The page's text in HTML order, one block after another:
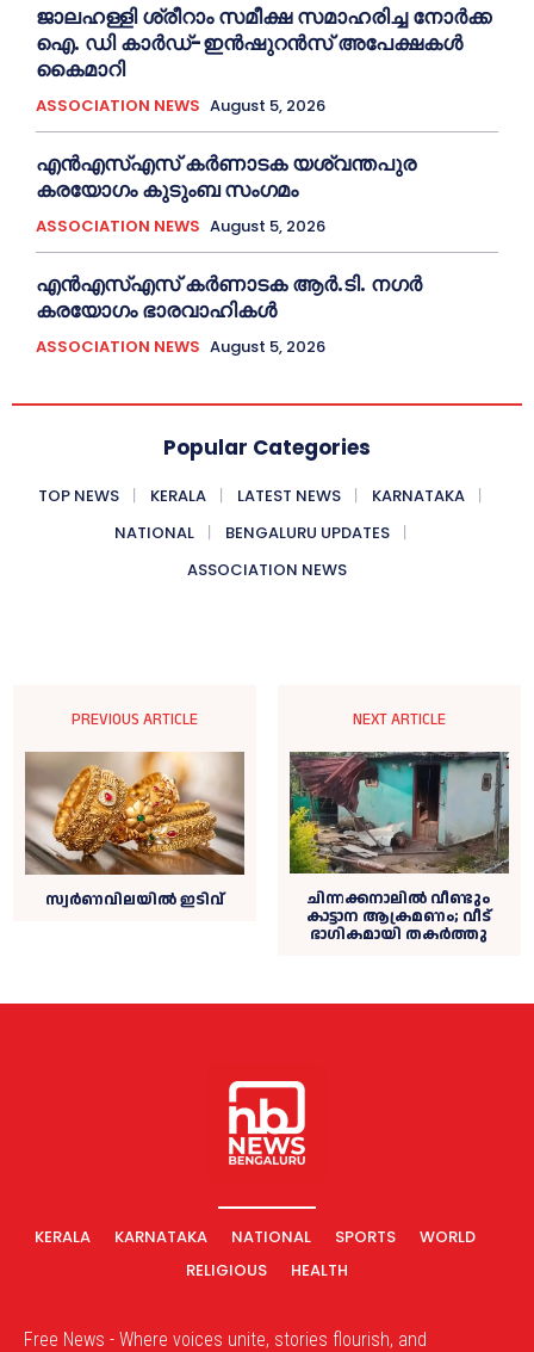
ജാലഹള്ളി ശ്രീറാം സമീക്ഷ സമാഹരിച്ച നോർക്ക
ഐ. ഡി കാർഡ്-ഇന്‍ഷുറന്‍സ് അപേക്ഷകൾ
കൈമാറി
ASSOCIATION NEWS August 5, 2026
എൻഎസ്എസ് കര്‍ണാടക യശ്വന്തപുര
കരയോഗം കുടുംബ സംഗമം
ASSOCIATION NEWS August 5, 2026
എൻഎസ്എസ് കര്‍ണാടക ആർ.ടി. നഗർ
കരയോഗം ഭാരവാഹികള്‍
ASSOCIATION NEWS August 5, 2026
Popular Categories
TOP NEWS KERALA LATEST NEWS
KARNATAKA
NATIONAL
BENGALURU UPDATES
ASSOCIATION NEWS
PREVIOUS ARTICLE
സ്വര്‍ണവിലയില്‍ ഇടിവ്
NEXT ARTICLE
ചിന്നക്കനാലില്‍ വീണ്ടും
കാട്ടാന ആക്രമണം; വീട്
ഭാഗികമായി തകര്‍ത്തു
KERALA KARNATAKA NATIONAL SPORTS
WORLD
RELIGIOUS
HEALTH
Free News - Where voices unite, stories flourish, and